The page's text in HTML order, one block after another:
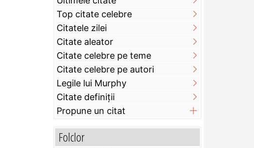
Top citate celebre
Citatele zilei
Citate aleator
Citate celebre pe teme
Citate celebre pe autori
Legile lui Murphy
Citate definiţii
Propune un citat
Folclor